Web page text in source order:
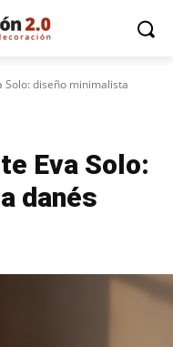
Solo: diseño minimalista
Eva Solo:
danés